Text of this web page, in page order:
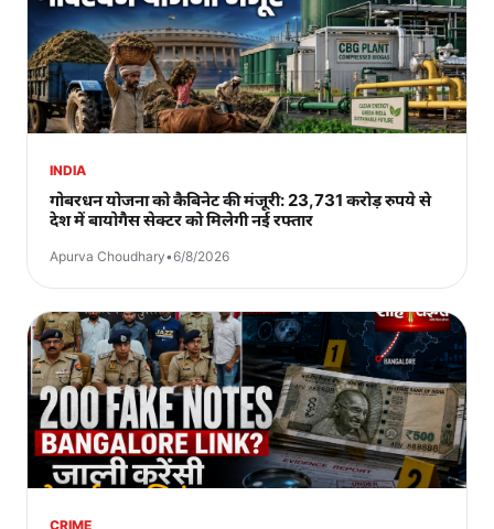
INDIA
गोबरधन योजना को कैबिनेट की मंजूरी: 23,731 करोड़ रुपये से
देश में बायोगैस सेक्टर को मिलेगी नई रफ्तार
Apurva Choudhary•6/8/2026
CRIME